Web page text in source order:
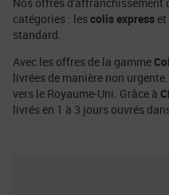
catégories : lescolis express
standard.
Avec les offres de la gamme
livrées de manière non
vers le Royaume-Uni. Grâce à
livrés en 1 à 3 jours ouvrés